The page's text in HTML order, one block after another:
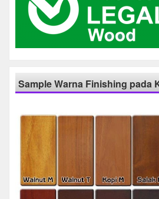
Sample Warna Finishing pada